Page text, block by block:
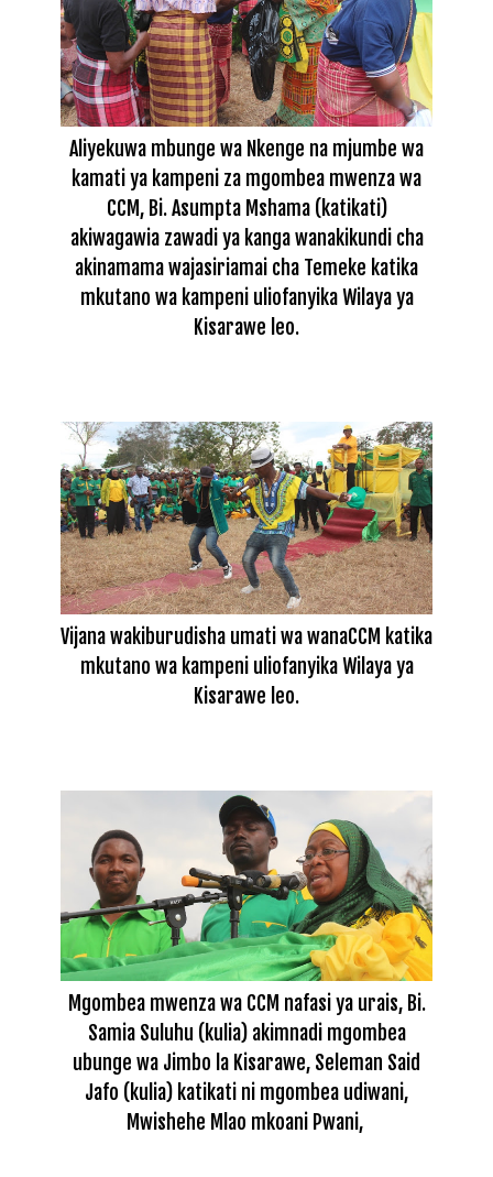
Aliyekuwa mbunge wa Nkenge na mjumbe wa
kamati ya kampeni za mgombea mwenza wa
CCM, Bi. Asumpta Mshama (katikati)
akiwagawia zawadi ya kanga wanakikundi cha
akinamama wajasiriamai cha Temeke katika
mkutano wa kampeni uliofanyika Wilaya ya
Kisarawe leo.
Vijana wakiburudisha umati wa wanaCCM katika
mkutano wa kampeni uliofanyika Wilaya ya
Kisarawe leo.
Mgombea mwenza wa CCM nafasi ya urais, Bi.
Samia Suluhu (kulia) akimnadi mgombea
ubunge wa Jimbo la Kisarawe, Seleman Said
Jafo (kulia) katikati ni mgombea udiwani,
Mwishehe Mlao mkoani Pwani,